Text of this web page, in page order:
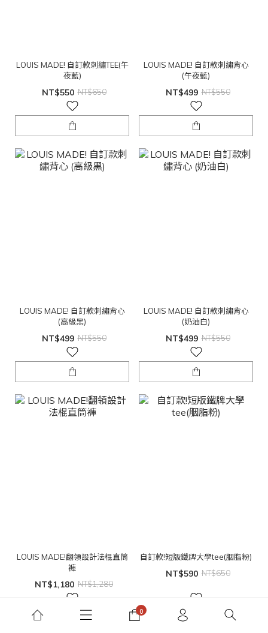
LOUIS MADE! 自訂款刺繡TEE(午
夜藍)
NT$550 NT$650
LOUIS MADE! 自訂款刺繡背心
(午夜藍)
NT$499 NT$550
LOUIS MADE! 自訂款刺繡背心
(高級黑)
NT$499 NT$550
LOUIS MADE! 自訂款刺繡背心
(奶油白)
NT$499 NT$550
LOUIS MADE!翻領設計法棍直筒
褲
NT$1,180 NT$1,280
自訂款!短版鐵牌大學tee(胭脂粉)
NT$590 NT$650